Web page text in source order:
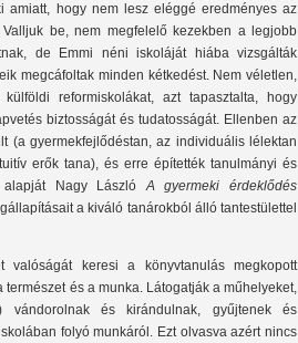
amiatt, hogy nem lesz eléggé eredményes az
be, nem megfelelő kezekben a legjobb
de Emmi néni iskoláját hiába vizsgálták
megcáfoltak minden kétkedést. Nem véletlen,
reformiskolákat, azt tapasztalta, hogy
biztosságát és tudatosságát. Ellenben az
(a gyermekfejlődéstan, az individuális lélektan
erők tana), és erre építették tanulmányi és
alapját Nagy LászlóA gyermeki érdeklődés
a kiváló tanárokból álló tantestülettel
keresi a könyvtanulás megkopott
és a munka. Látogatják a műhelyeket,
vándorolnak és kirándulnak, gyűjtenek és
folyó munkáról. Ezt olvasva azért nincs